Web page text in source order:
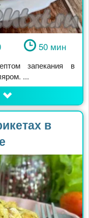
50 мин
запекания в
...
в